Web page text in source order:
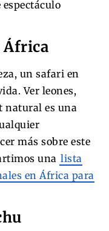
África
un safari en
Ver leones,
natural es una
más sobre este
una lista
en África para